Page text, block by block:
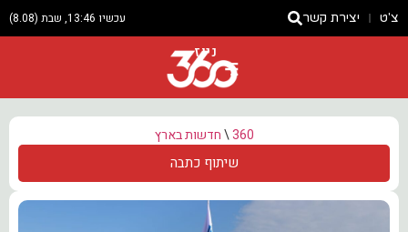
צ'ט יצירת קשר עכשיו 13:46, שבת (8.08)
ניוז
360
\חדשות בארץ
שיתוף כתבה